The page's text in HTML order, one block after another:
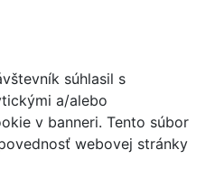
súhlasil s
a/alebo
v banneri. Tento súbor
webovej stránky